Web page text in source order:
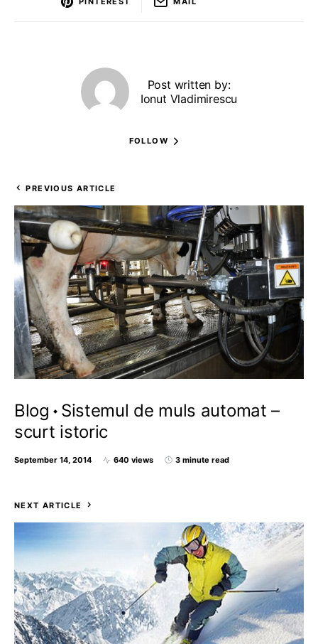
Post written by:
Ionut Vladimirescu
FOLLOW
PREVIOUS ARTICLE
Blog
Sistemul de muls automat –
scurt istoric
September 14, 2014 640 views 3 minute read
NEXT ARTICLE